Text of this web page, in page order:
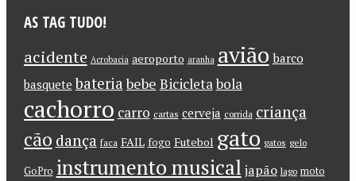
AS TAG TUDO!
acidente Acrobacia aeroporto aranha avião barco
basquete bateriabebe Bicicletabola
cachorro carro cartas cerveja corrida criança
cão dança faca FAIL fogo Futebol gato gatos gelo
GoPro instrumento musical japão lago moto